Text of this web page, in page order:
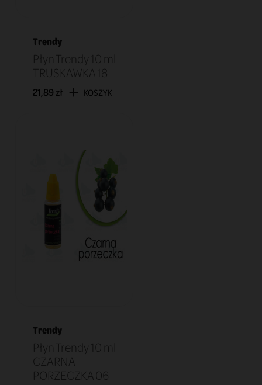
Trendy
Płyn Trendy 10 ml
TRUSKAWKA 18
21,89 zł KOSZYK
Trendy
Płyn Trendy 10 ml
CZARNA
PORZECZKA 06